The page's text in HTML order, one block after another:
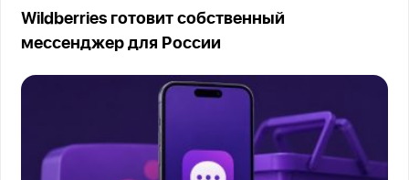
Wildberries готовит собственный
мессенджер для России